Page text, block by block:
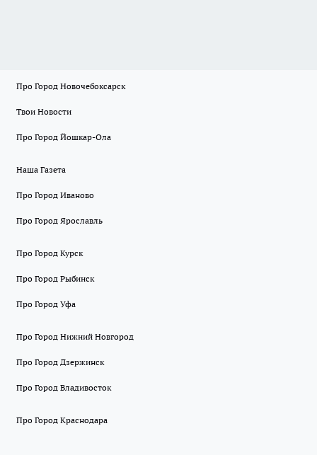
Про Город Новочебоксарск
Твои Новости
Про Город Йошкар-Ола
Наша Газета
Про Город Иваново
Про Город Ярославль
Про Город Курск
Про Город Рыбинск
Про Город Уфа
Про Город Нижний Новгород
Про Город Дзержинск
Про Город Владивосток
Про Город Краснодара